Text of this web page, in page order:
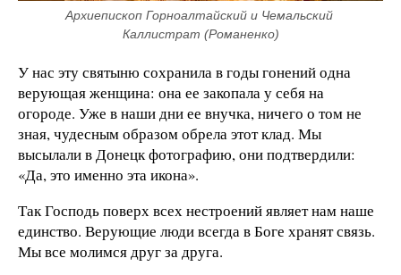
Архиепископ Горноалтайский и Чемальский
Каллистрат (Романенко)
У нас эту святыню сохранила в годы гонений одна
верующая женщина: она ее закопала у себя на
огороде. Уже в наши дни ее внучка, ничего о том не
зная, чудесным образом обрела этот клад. Мы
высылали в Донецк фотографию, они подтвердили:
«Да, это именно эта икона».
Так Господь поверх всех нестроений являет нам наше
единство. Верующие люди всегда в Боге хранят связь.
Мы все молимся друг за друга.